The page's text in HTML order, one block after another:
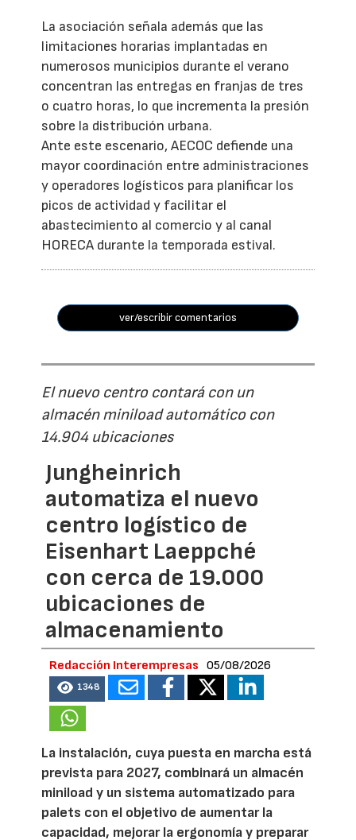
La asociación señala además que las
limitaciones horarias implantadas en
numerosos municipios durante el verano
concentran las entregas en franjas de tres
o cuatro horas, lo que incrementa la presión
sobre la distribución urbana.
Ante este escenario, AECOC defiende una
mayor coordinación entre administraciones
y operadores logísticos para planificar los
picos de actividad y facilitar el
abastecimiento al comercio y al canal
HORECA durante la temporada estival.
ver/escribir comentarios
El nuevo centro contará con un
almacén miniload automático con
14.904 ubicaciones
Jungheinrich
automatiza el nuevo
centro logístico de
Eisenhart Laeppché
con cerca de 19.000
ubicaciones de
almacenamiento
Redacción Interempresas 05/08/2026
1348
La instalación, cuya puesta en marcha está
prevista para 2027, combinará un almacén
miniload y un sistema automatizado para
palets con el objetivo de aumentar la
capacidad, mejorar la ergonomía y preparar